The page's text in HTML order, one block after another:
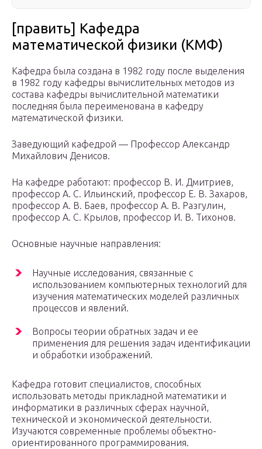
[править] Кафедра
математической физики (КМФ)
Кафедра была создана в 1982 году после выделения
в 1982 году кафедры вычислительных методов из
состава кафедры вычислительной математики
последняя была переименована в кафедру
математической физики.
Заведующий кафедрой — Профессор Александр
Михайлович Денисов.
На кафедре работают: профессор В. И. Дмитриев,
профессор А. С. Ильинский, профессор Е. В. Захаров,
профессор А. В. Баев, профессор А. В. Разгулин,
профессор А. C. Крылов, профессор И. В. Тихонов.
Основные научные направления:
Научные исследования, связанные с
использованием компьютерных технологий для
изучения математических моделей различных
процессов и явлений.
Вопросы теории обратных задач и ее
применения для решения задач идентификации
и обработки изображений.
Кафедра готовит специалистов, способных
использовать методы прикладной математики и
информатики в различных сферах научной,
технической и экономической деятельности.
Изучаются современные проблемы объектно-
ориентированного программирования.